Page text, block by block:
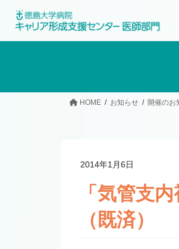
HOME お知らせ 開催のお
2014年1月6日
「気管支
（既済）